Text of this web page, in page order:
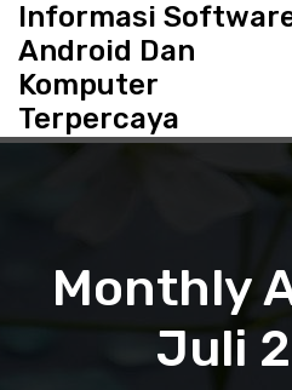
o
Informasi
Android Dan
Komputer
Terpercaya
Monthly
Juli